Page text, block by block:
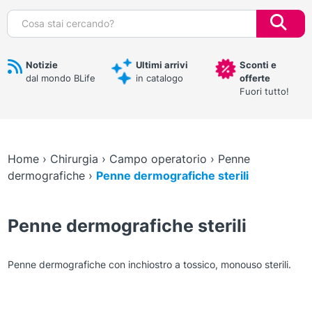
Cerca:
Notizie
dal mondo BLife
Ultimi arrivi
in catalogo
Sconti e
offerte
Fuori tutto!
Home› Chirurgia › Campo operatorio › Penne
dermografiche› Penne dermografiche sterili
Penne dermografiche sterili
Penne dermografiche con inchiostro a tossico, monouso sterili.